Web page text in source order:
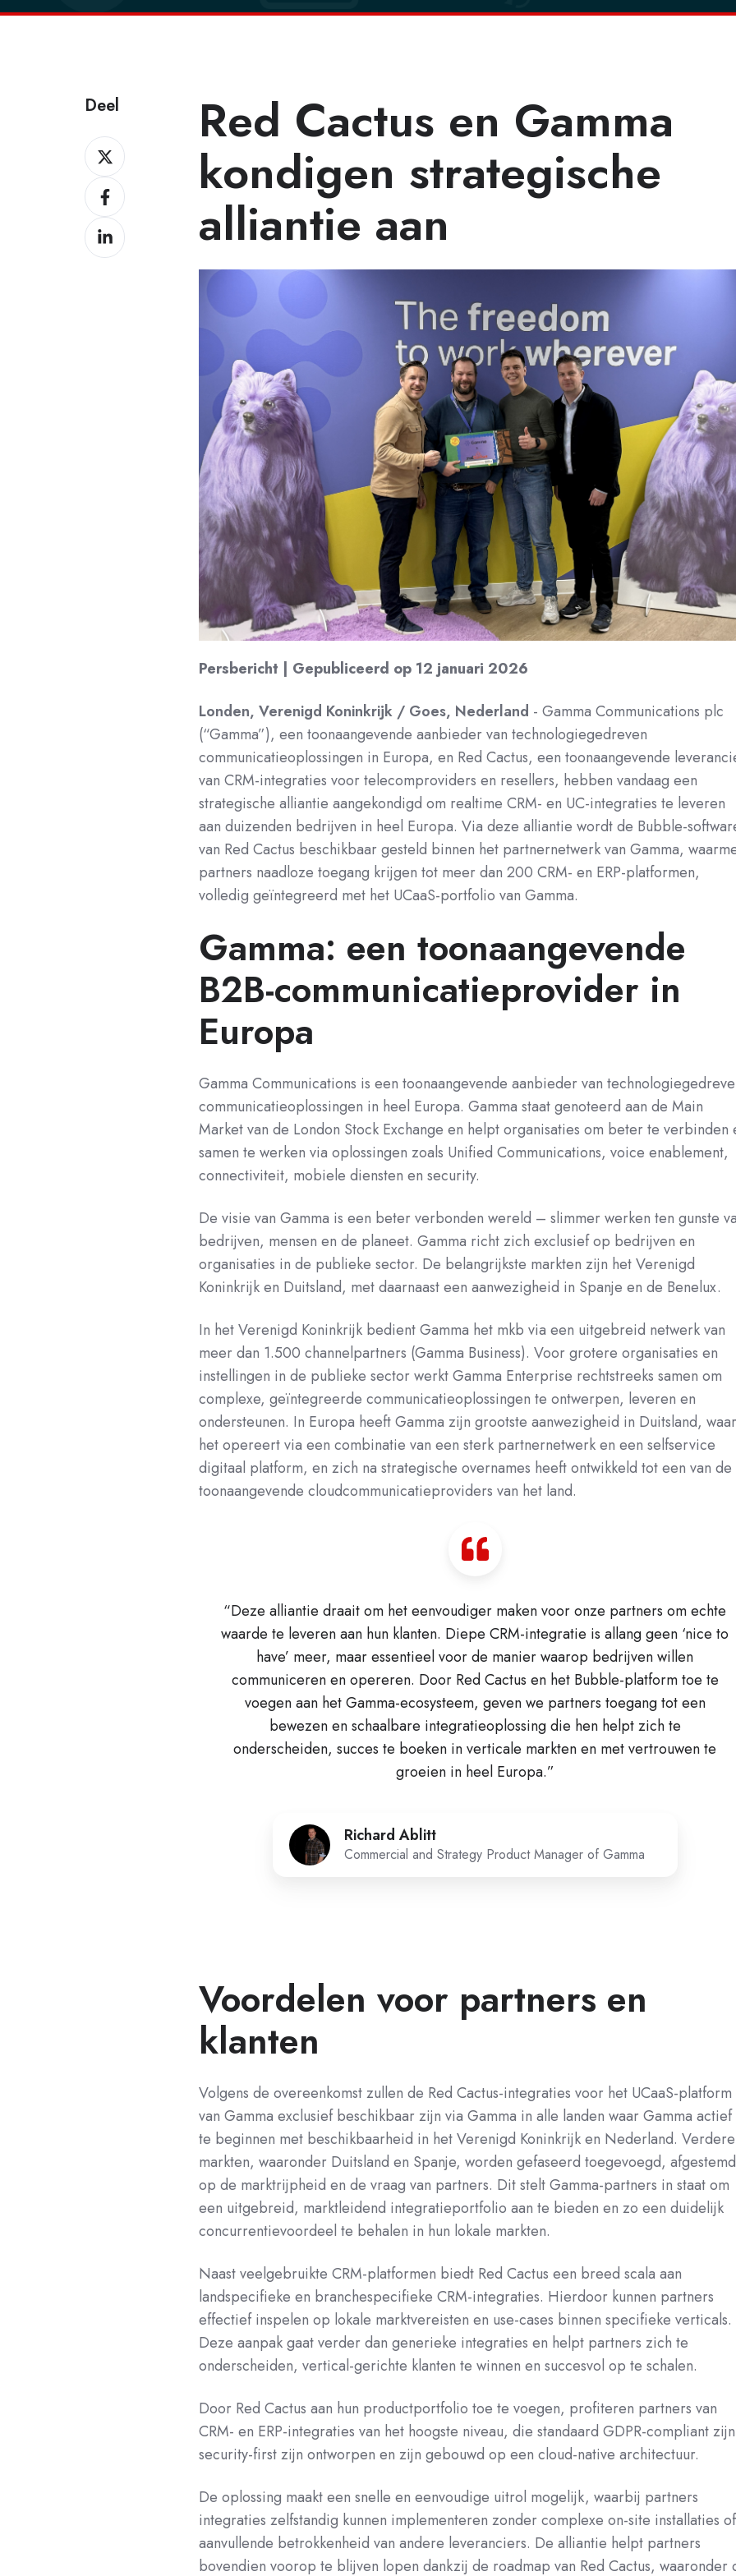
Deel
Deel
Deel
Deel
Red Cactus en Gamma
kondigen strategische
alliantie aan
Persbericht | Gepubliceerd op 12 januari 2026
Londen, Verenigd Koninkrijk / Goes, Nederland -Gamma Communications plc
(“Gamma”), een toonaangevende aanbieder van technologiegedreven
communicatieoplossingen in Europa, en Red Cactus, een toonaangevende
van CRM-integraties voor telecomproviders en resellers, hebben vandaag een
strategische alliantie aangekondigd om realtime CRM- en UC-integraties te leveren
aan duizenden bedrijven in heel Europa.Via deze alliantie wordt de Bubble-
van Red Cactus beschikbaar gesteld binnen het partnernetwerk van Gamma,
partners naadloze toegang krijgen tot meer dan 200 CRM- en ERP-platformen,
volledig geïntegreerd met het UCaaS-portfolio van Gamma.
Gamma: een toonaangevende
B2B-communicatieprovider in
Europa
Gamma Communications is een toonaangevende aanbieder van
communicatieoplossingen in heel Europa. Gamma staat genoteerd aan de Main
Market van de London Stock Exchange en helpt organisaties om beter te verbinden
samen te werken via oplossingen zoals Unified Communications, voice enablement,
connectiviteit, mobiele diensten en security.
De visie van Gamma is een beter verbonden wereld – slimmer werken ten gunste
bedrijven, mensen en de planeet. Gamma richt zich exclusief op bedrijven en
organisaties in de publieke sector. De belangrijkste markten zijn het Verenigd
Koninkrijk en Duitsland, met daarnaast een aanwezigheid in Spanje en de Benelux.
In het Verenigd Koninkrijk bedient Gamma het mkb via een uitgebreid netwerk van
meer dan 1.500 channelpartners (Gamma Business). Voor grotere organisaties en
instellingen in de publieke sector werkt Gamma Enterprise rechtstreeks samen om
complexe, geïntegreerde communicatieoplossingen te ontwerpen, leveren en
ondersteunen. In Europa heeft Gamma zijn grootste aanwezigheid in Duitsland, waar
het opereert via een combinatie van een sterk partnernetwerk en een selfservice
digitaal platform, en zich na strategische overnames heeft ontwikkeld tot een van de
toonaangevende cloudcommunicatieproviders van het land.
“Deze alliantie draait om het eenvoudiger maken voor onze partners om echte
waarde te leveren aan hun klanten. Diepe CRM-integratie is allang geen ‘nice to
have’ meer, maar essentieel voor de manier waarop bedrijven willen
communiceren en opereren. Door Red Cactus en het Bubble-platform toe te
voegen aan het Gamma-ecosysteem, geven we partners toegang tot een
bewezen en schaalbare integratieoplossing die hen helpt zich te
onderscheiden, succes te boeken in verticale markten en met vertrouwen te
groeien in heel Europa.”
Richard Ablitt
Commercial and Strategy Product Manager of Gamma
Voordelen voor partners en
klanten
Volgens de overeenkomst zullen de Red Cactus-integraties voor het UCaaS-platform
van Gamma exclusief beschikbaar zijn via Gamma in alle landen waar Gamma actief
te beginnen met beschikbaarheid in het Verenigd Koninkrijk en Nederland. Verdere
markten, waaronder Duitsland en Spanje, worden gefaseerd toegevoegd, afgestemd
op de marktrijpheid en de vraag van partners. Dit stelt Gamma-partners in staat om
een uitgebreid, marktleidend integratieportfolio aan te bieden en zo een duidelijk
concurrentievoordeel te behalen in hun lokale markten.
Naast veelgebruikte CRM-platformen biedt Red Cactus een breed scala aan
landspecifieke en branchespecifieke CRM-integraties. Hierdoor kunnen partners
effectief inspelen op lokale marktvereisten en use-cases binnen specifieke verticals.
Deze aanpak gaat verder dan generieke integraties en helpt partners zich te
onderscheiden, vertical-gerichte klanten te winnen en succesvol op te schalen.
Door Red Cactus aan hun productportfolio toe te voegen, profiteren partners van
CRM- en ERP-integraties van het hoogste niveau, die standaard GDPR-compliant
security-first zijn ontworpen en zijn gebouwd op een cloud-native architectuur.
De oplossing maakt een snelle en eenvoudige uitrol mogelijk, waarbij partners
integraties zelfstandig kunnen implementeren zonder complexe on-site installaties of
aanvullende betrokkenheid van andere leveranciers. De alliantie helpt partners
bovendien voorop te blijven lopen dankzij de roadmap van Red Cactus, waaronder